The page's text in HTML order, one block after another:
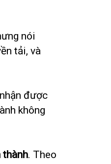
nói
tải, và
được
không
thành. Theo